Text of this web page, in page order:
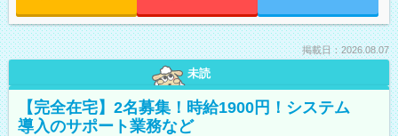
掲載日：2026.08.07
未読
【完全在宅】2名募集！時給1900円！システム
導入のサポート業務など